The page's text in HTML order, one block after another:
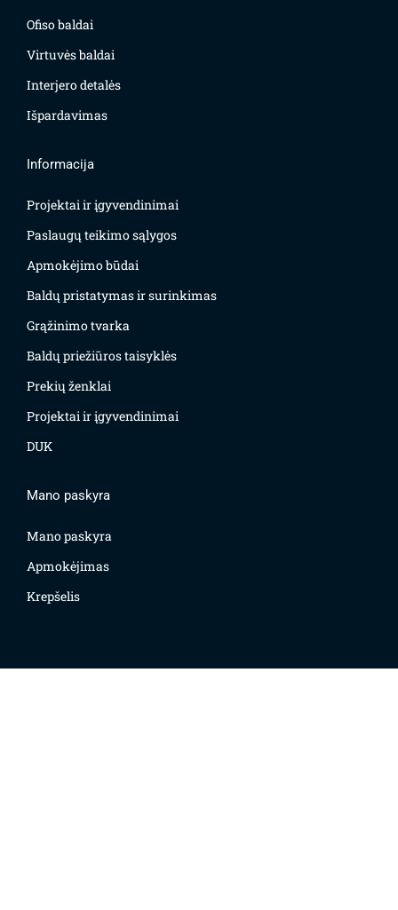
Ofiso baldai
Virtuvės baldai
Interjero detalės
Išpardavimas
Informacija
Projektai ir įgyvendinimai
Paslaugų teikimo sąlygos
Apmokėjimo būdai
Baldų pristatymas ir surinkimas
Grąžinimo tvarka
Baldų priežiūros taisyklės
Prekių ženklai
Projektai ir įgyvendinimai
DUK
Mano paskyra
Mano paskyra
Apmokėjimas
Krepšelis